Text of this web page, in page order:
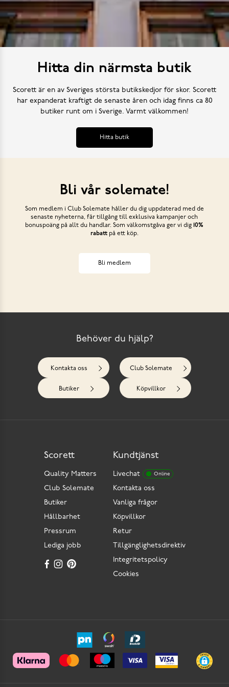
Hitta din närmsta butik
Scorett är en av Sveriges största butikskedjor för skor. Scorett
har expanderat kraftigt de senaste åren och idag finns ca 80
butiker runt om i Sverige. Varmt välkommen!
Hitta butik
Bli vår solemate!
Som medlem i Club Solemate håller du dig uppdaterad med de
senaste nyheterna, får tillgång till exklusiva kampanjer och
bonuspoäng på allt du handlar. Som välkomstgåva ger vi dig 10%
rabattpå ett köp.
Bli medlem
Behöver du hjälp?
Kontakta oss Club Solemate
Butiker Köpvillkor
Kundtjänst
Livechat Online
Kontakta oss
Vanliga frågor
Köpvillkor
Retur
Tillgänglighetsdirektiv
Integritetspolicy
Cookies
Scorett
Quality Matters
Club Solemate
Butiker
Hållbarhet
Pressrum
Lediga jobb